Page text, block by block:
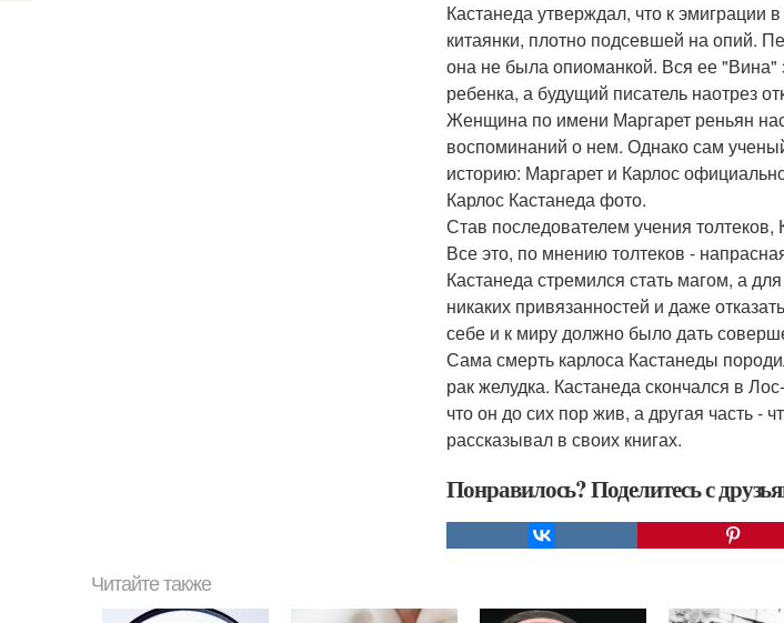
Кастанеда утверждал, что к
китаянки, плотно подсевшей на опий.
она не была опиоманкой. Вся ее "Вина"
ребенка, а будущий писатель наотрез
Женщина по имени Маргарет реньян
воспоминаний о нем. Однако сам
историю: Маргарет и Карлос
Карлос Кастанеда фото.
Став последователем учения толтеков,
Все это, по мнению толтеков -
Кастанеда стремился стать магом, а
никаких привязанностей и даже
себе и к миру должно было дать
Сама смерть карлоса Кастанеды
рак желудка. Кастанеда скончался в
что он до сих пор жив, а другая часть -
рассказывал в своих книгах.
Понравилось? Поделитесь с
Читайте также